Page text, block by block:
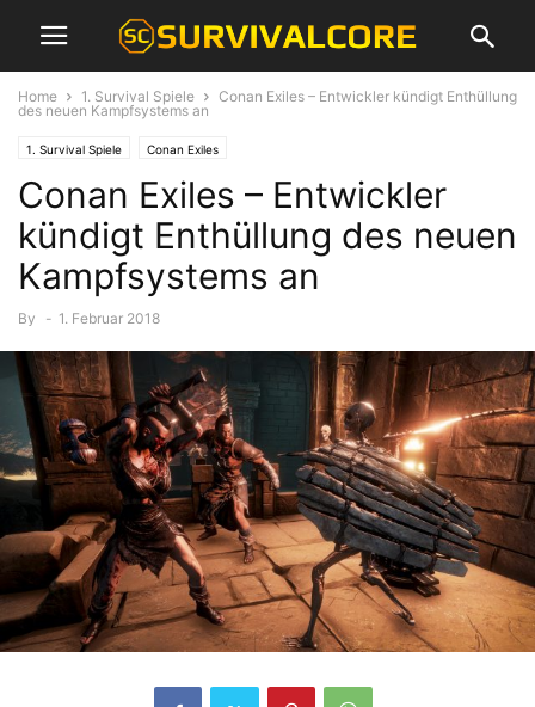
Home 1. Survival Spiele
Conan Exiles – Entwickler kündigt Enthüllung
des neuen Kampfsystems an
1. Survival Spiele Conan Exiles
Conan Exiles – Entwickler
kündigt Enthüllung des neuen
Kampfsystems an
By - 1. Februar 2018